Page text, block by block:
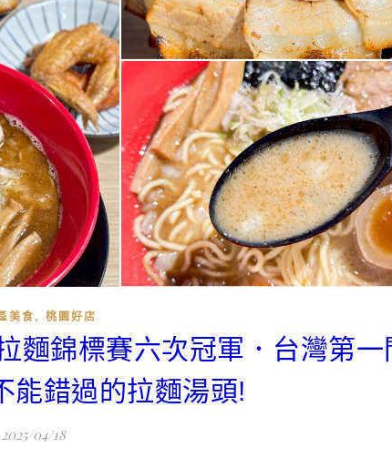
美食 , 桃園好店
麵錦標賽六次冠軍．台灣第一
能錯過的拉麵湯頭!
2025/04/18